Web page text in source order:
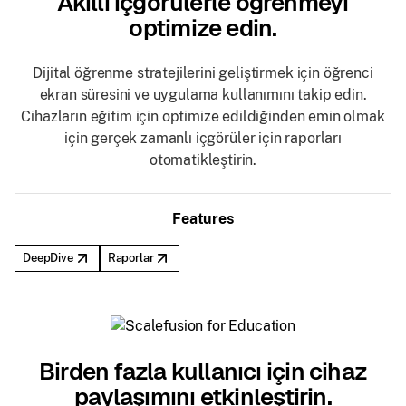
optimize edin.
Dijital öğrenme stratejilerini geliştirmek için öğrenci
ekran süresini ve uygulama kullanımını takip edin.
Cihazların eğitim için optimize edildiğinden emin olmak
için gerçek zamanlı içgörüler için raporları
otomatikleştirin.
Features
DeepDive Raporlar
Birden fazla kullanıcı için cihaz
paylaşımını etkinleştirin.